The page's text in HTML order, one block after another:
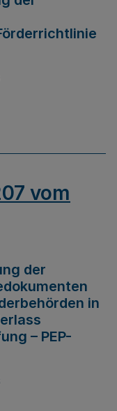
vom
der
in
– PEP-